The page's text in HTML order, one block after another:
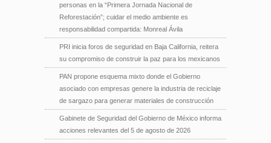
personas en la “Primera Jornada Nacional de
Reforestación”; cuidar el medio ambiente es
responsabilidad compartida: Monreal Ávila
PRI inicia foros de seguridad en Baja California, reitera
su compromiso de construir la paz para los mexicanos
PAN propone esquema mixto donde el Gobierno
asociado con empresas genere la industria de reciclaje
de sargazo para generar materiales de construcción
Gabinete de Seguridad del Gobierno de México informa
acciones relevantes del 5 de agosto de 2026